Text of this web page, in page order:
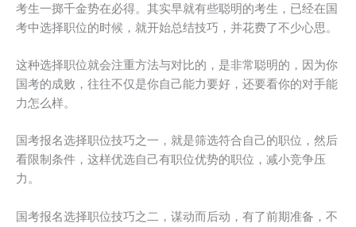
考生一掷千金势在必得。其实早就有些聪明的考生，已经在国
考中选择职位的时候，就开始总结技巧，并花费了不少心思。
这种选择职位就会注重方法与对比的，是非常聪明的，因为你
国考的成败，往往不仅是你自己能力要好，还要看你的对手能
力怎么样。
国考报名选择职位技巧之一，就是筛选符合自己的职位，然后
看限制条件，这样优选自己有职位优势的职位，减小竞争压
力。
国考报名选择职位技巧之二，谋动而后动，有了前期准备，不